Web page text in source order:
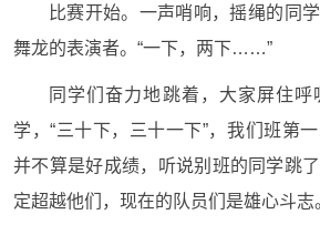
比赛开始。一声哨响，摇绳的同
舞龙的表演者。“一下，两下……”
同学们奋力地跳着，大家屏住呼
学，“三十下，三十一下”，我们班第
并不算是好成绩，听说别班的同学跳
定超越他们，现在的队员们是雄心斗志